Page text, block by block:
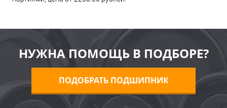
НУЖНА ПОМОЩЬ В ПОДБОРЕ?
ПОДОБРАТЬ ПОДШИПНИК